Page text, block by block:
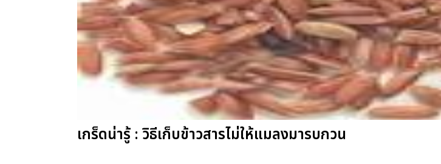
เกร็ดน่ารู้ : วิธีเก็บข้าวสารไม่ให้แมลงมารบกวน